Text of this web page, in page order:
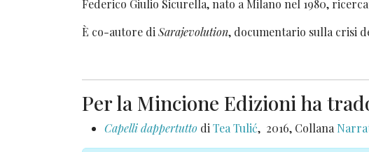
Federico Giulio Sicurella, nato a Milano nel 1980,
È co-autore di Sarajevolution, documentario sulla crisi
Per la Mincione Edizioni ha
Capelli dappertutto di Tea Tulić, 2016, Collana